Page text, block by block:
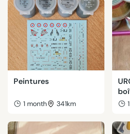
Peintures
1 month 341km